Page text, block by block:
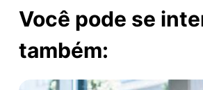
Você pode se
também: